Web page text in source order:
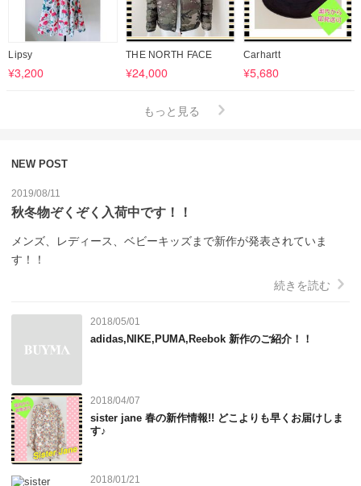
Lipsy
¥3,200
THE NORTH FACE
¥24,000
Carhartt
¥5,680
もっと見る
NEW POST
2019/08/11
秋冬物ぞくぞく入荷中です！！
メンズ、レディース、ベビーキッズまで新作が発表されていま
す！！
続きを読む
2018/05/01
adidas,NIKE,PUMA,Reebok 新作のご紹介！！
2018/04/07
sister jane 春の新作情報!! どこよりも早くお届けしま
す♪
2018/01/21